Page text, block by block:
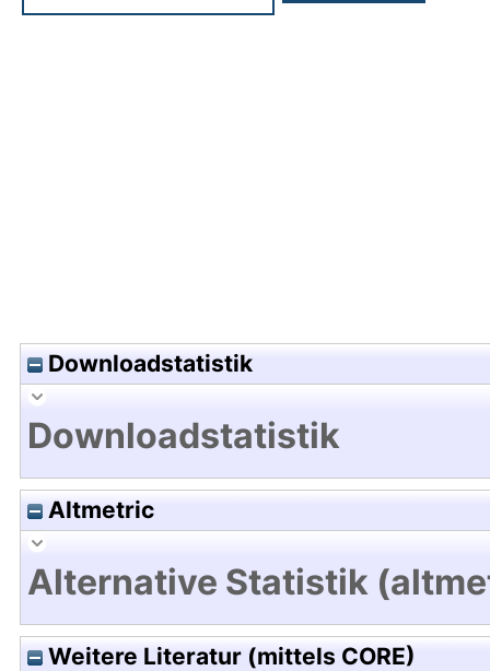
Downloadstatistik
Downloadstatistik
Altmetric
Alternative Statistik
Weitere Literatur (mittels CORE)